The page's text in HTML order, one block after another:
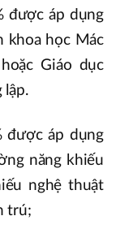
được áp dụng
khoa học Mác
Giáo dục
lập.
được áp dụng
năng khiếu
nghệ thuật
trú;